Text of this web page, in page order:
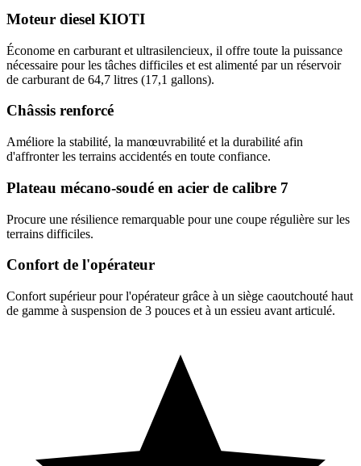
Moteur diesel KIOTI
Économe en carburant et ultrasilencieux, il offre toute la puissance
nécessaire pour les tâches difficiles et est alimenté par un réservoir
de carburant de 64,7 litres (17,1 gallons).
Châssis renforcé
Améliore la stabilité, la manœuvrabilité et la durabilité afin
d'affronter les terrains accidentés en toute confiance.
Plateau mécano-soudé en acier de calibre 7
Procure une résilience remarquable pour une coupe régulière sur les
terrains difficiles.
Confort de l'opérateur
Confort supérieur pour l'opérateur grâce à un siège caoutchouté haut
de gamme à suspension de 3 pouces et à un essieu avant articulé.